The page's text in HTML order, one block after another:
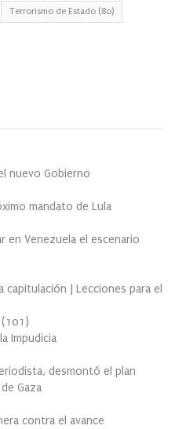
Terrorismo de Estado (80)
nuevo Gobierno
mandato de Lula
en Venezuela el escenario
capitulación | Lecciones para el
(101 )
Impudicia
desmontó el plan
Gaza
contra el avance